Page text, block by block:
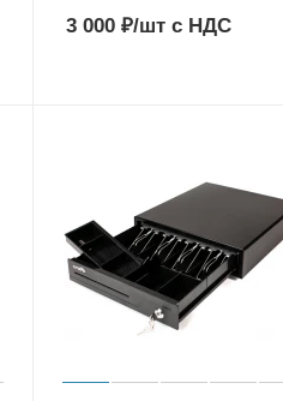
3 000 ₽/шт с НДС